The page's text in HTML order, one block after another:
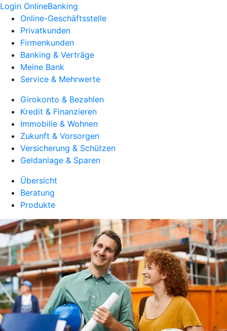
Login OnlineBanking
Online-Geschäftsstelle
Privatkunden
Firmenkunden
Banking & Verträge
Meine Bank
Service & Mehrwerte
Girokonto & Bezahlen
Kredit & Finanzieren
Immobilie & Wohnen
Zukunft & Vorsorgen
Versicherung & Schützen
Geldanlage & Sparen
Übersicht
Beratung
Produkte